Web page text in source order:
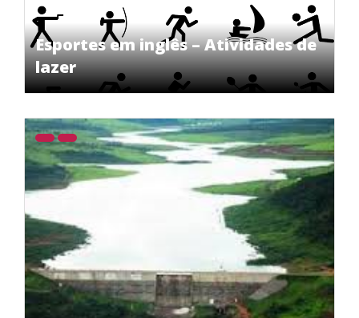
Esportes em inglês – Atividades de
lazer